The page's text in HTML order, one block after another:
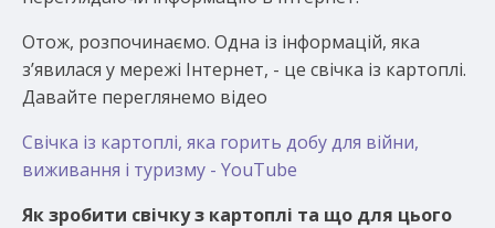
Отож, розпочинаємо. Одна із інформацій, яка
з’явилася у мережі Інтернет, - це свічка із картоплі.
Давайте переглянемо відео
Свічка із картоплі, яка горить добу для війни,
виживання і туризму - YouTube
Як зробити свічку з картоплі та що для цього